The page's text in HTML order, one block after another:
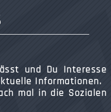
und Du Interesse
Informationen.
mal in die Sozialen